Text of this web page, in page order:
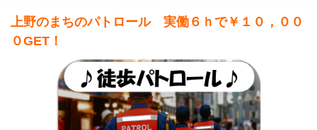
上野のまちのパトロール 実働６ｈで￥１０，００
０GET！